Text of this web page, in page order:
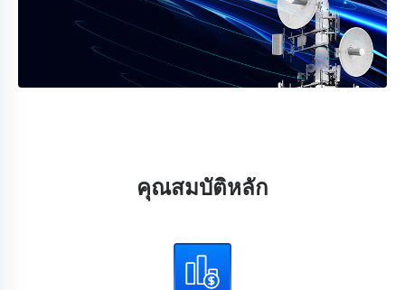
คุณสมบัติหลัก